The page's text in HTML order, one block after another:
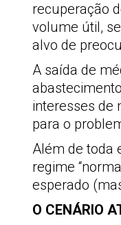
recuperação
volume útil,
alvo de
A saída de
interesses de
para o
Além de toda
regime
esperado
O CENÁRIO